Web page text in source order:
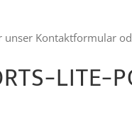
Kontaktformular
LITE-